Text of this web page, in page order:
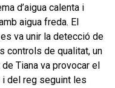
d’aigua calenta i
aigua freda. El
va unir la detecció de
controls de qualitat, un
Tiana va provocar el
i del reg seguint les